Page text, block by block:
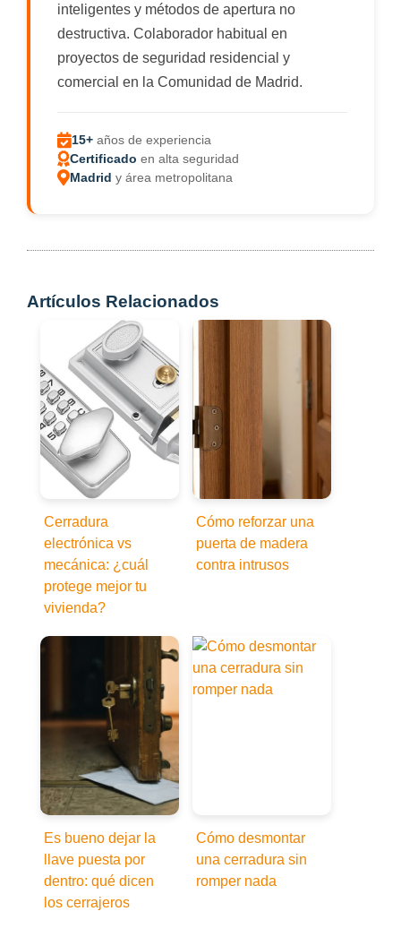
inteligentes y métodos de apertura no
destructiva. Colaborador habitual en
proyectos de seguridad residencial y
comercial en la Comunidad de Madrid.
15+ años de experiencia
Certificado en alta seguridad
Madrid y área metropolitana
Artículos Relacionados
Cerradura
electrónica vs
mecánica: ¿cuál
protege mejor tu
vivienda?
Cómo reforzar una
puerta de madera
contra intrusos
Es bueno dejar la
llave puesta por
dentro: qué dicen
los cerrajeros
Cómo desmontar
una cerradura sin
romper nada